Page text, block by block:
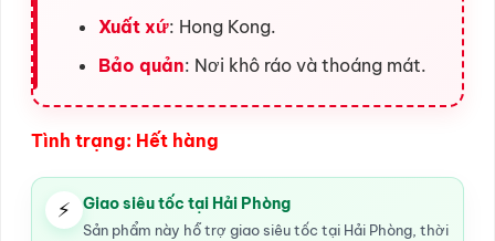
Xuất xứ: Hong Kong.
Bảo quản: Nơi khô ráo và thoáng mát.
Tình trạng: Hết hàng
⚡ Giao siêu tốc tại Hải Phòng
Sản phẩm này hỗ trợ giao siêu tốc tại Hải Phòng, thời